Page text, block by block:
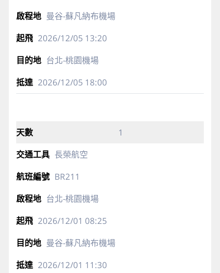
曼谷-蘇凡納布機場
2026/12/05 13:20
台北-桃園機場
2026/12/05 18:00
1
長榮航空
BR211
台北-桃園機場
2026/12/01 08:25
曼谷-蘇凡納布機場
2026/12/01 11:30